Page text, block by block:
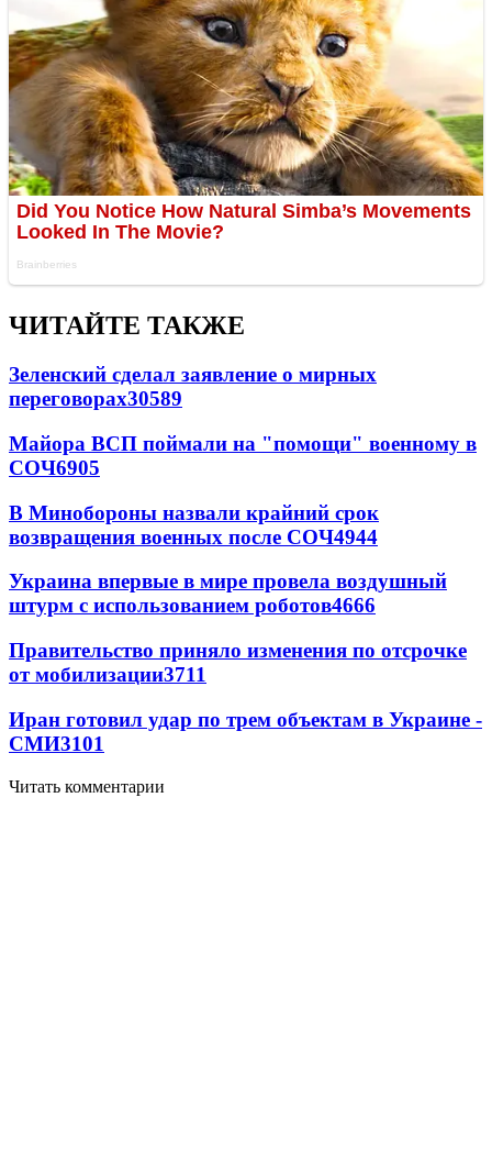
ЧИТАЙТЕ ТАКЖЕ
Зеленский сделал заявление о мирных
переговорах30589
Майора ВСП поймали на "помощи" военному в
СОЧ6905
В Минобороны назвали крайний срок
возвращения военных после СОЧ4944
Украина впервые в мире провела воздушный
штурм с использованием роботов4666
Правительство приняло изменения по отсрочке
от мобилизации3711
Иран готовил удар по трем объектам в Украине -
СМИ3101
Читать комментарии